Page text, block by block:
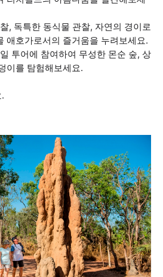
, 독특한 동식물 관찰, 자연의 경이로
애호가로서의 즐거움을 누려보세요.
투어에 참여하여 무성한 몬순 숲, 상
이를 탐험해보세요.